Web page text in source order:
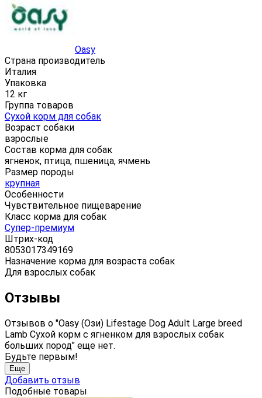
Oasy
Страна производитель
Италия
Упаковка
12 кг
Группа товаров
Сухой корм для собак
Возраст собаки
взрослые
Состав корма для собак
ягненок, птица, пшеница, ячмень
Размер породы
крупная
Особенности
Чувствительное пищеварение
Класс корма для собак
Супер-премиум
Штрих-код
8053017349169
Назначение корма для возраста собак
Для взрослых собак
Отзывы
Отзывов о "Oasy (Ози) Lifestage Dog Adult Large breed
Lamb Сухой корм с ягненком для взрослых собак
больших пород" еще нет.
Будьте первым!
Еще
Добавить отзыв
Подобные товары